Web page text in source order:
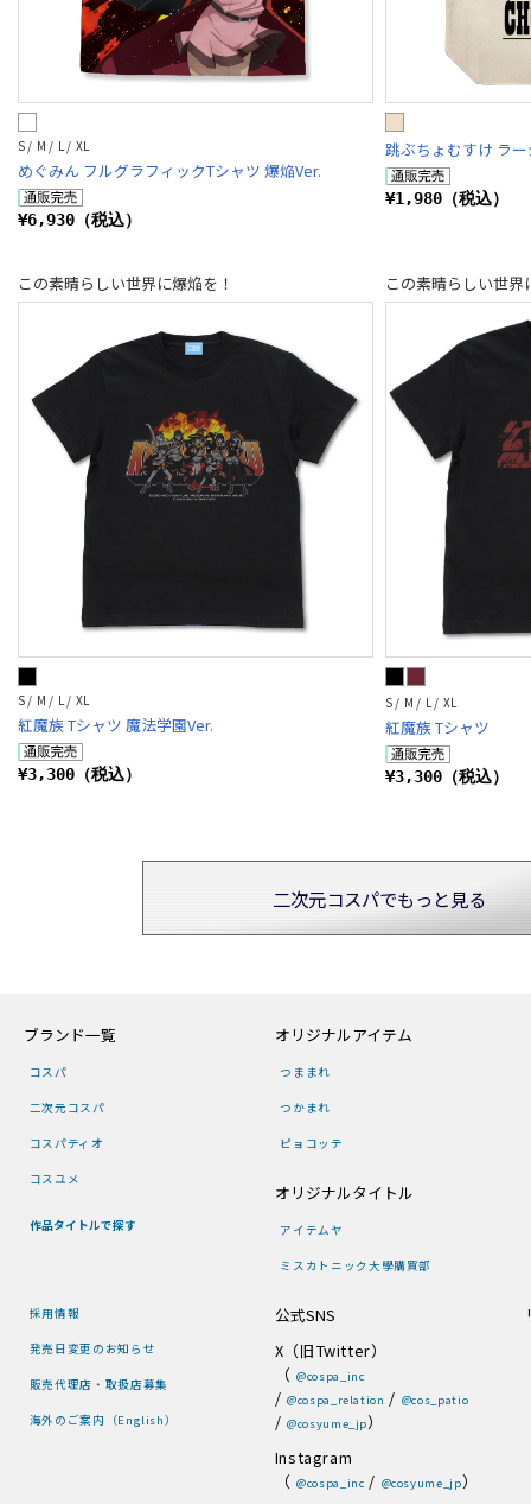
S / M / L / XL
めぐみん フルグラフィックTシャツ 爆焔Ver.
¥6,930（税込）
跳ぶちょむすけ ラ
¥1,980（税込）
この素晴らしい世界に爆焔を！
S / M / L / XL
紅魔族 Tシャツ 魔法学園Ver.
¥3,300（税込）
この素晴らしい世界
S / M / L / XL
紅魔族 Tシャツ
¥3,300（税込）
二次元コスパでもっと見る
ブランド一覧
コスパ
二次元コスパ
コスパティオ
コスユメ
作品タイトルで探す
オリジナルアイテム
つままれ
つかまれ
ピョコッテ
オリジナルタイトル
アイテムヤ
ミスカトニック大學購買部
採用情報
発売日変更のお知らせ
販売代理店・取扱店募集
海外のご案内（English）
公式SNS
X（旧Twitter）
（ @cospa_inc
/ @cospa_relation / @cos_patio
/ @cosyume_jp）
Instagram
（ @cospa_inc / @cosyume_jp）